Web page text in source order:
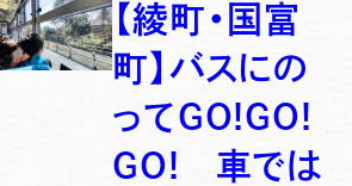
【綾町・国富
町】バスにの
ってGO!GO!
GO! 車では